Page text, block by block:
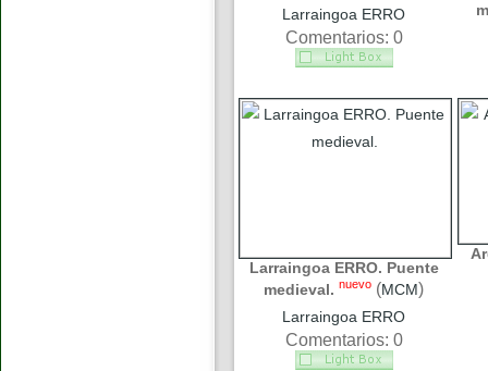
Larraingoa ERRO
Comentarios: 0
Larraingoa ERRO. Puente
medieval. nuevo (MCM)
Larraingoa ERRO
Comentarios: 0